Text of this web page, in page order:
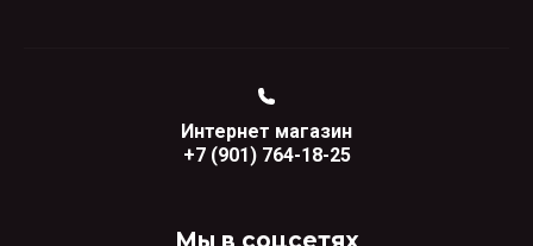
Интернет магазин
+7 (901) 764-18-25